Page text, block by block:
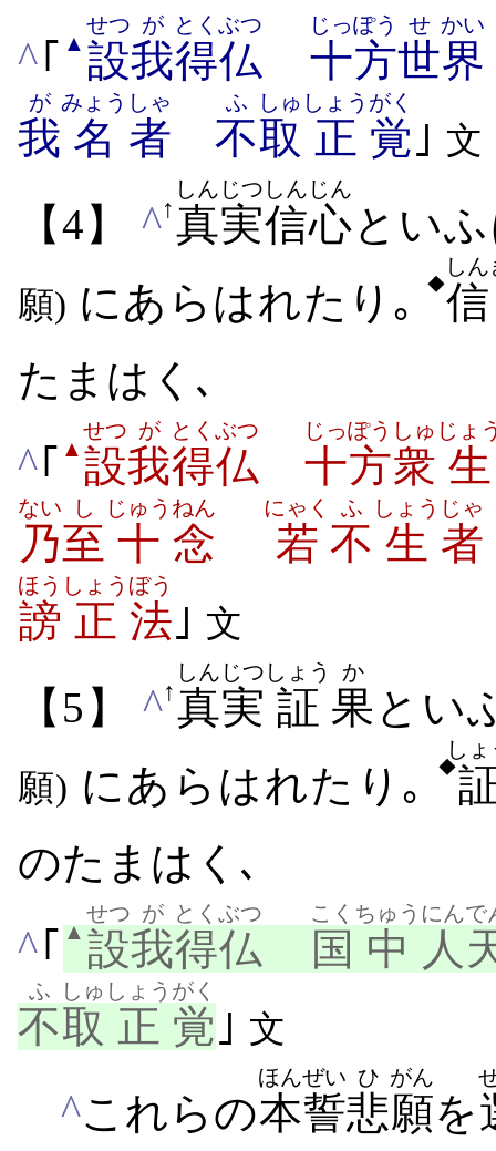
^｢ ▲ 設
せつ
我
が
得仏
とくぶつ
十方
じっぽう
世
せ
界
かい
我
が
名
みょう
者
しゃ
不
ふ
取
しゅ
正
しょう
覚
がく
｣ 文
【4】 ^↑真実
しんじつ
信心
しんじん
とい
願) にあらはれたり｡ ◆信
しん
たまはく､
^｢ ▲ 設
せつ
我
が
得仏
とくぶつ
十方
じっぽう
衆
しゅ
生
じょ
乃
ない
至
し
十
じゅう
念
ねん
若
にゃく
不
ふ
生
しょう
者
じゃ
謗
ほう
正
しょう
法
ぼう
｣ 文
【5】 ^↑真実
しんじつ
証
しょう
果
か
とい
願) にあらはれたり｡ ◆
しょ
のたまはく､
^｢ ▲設
せつ
我
が
得仏
とくぶつ
国
こく
中
ちゅう
人
にんで
不
ふ
取
しゅ
正
しょう
覚
がく
｣ 文
^これらの本誓
ほんぜい
悲
ひ
願
がん
を